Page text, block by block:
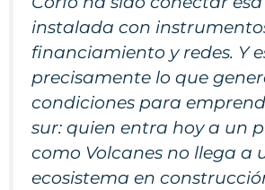
instalada con
financiamiento y redes. Y
precisamente lo que
condiciones para
sur: quien entra hoy a un
como Volcanes no llega a
ecosistema en